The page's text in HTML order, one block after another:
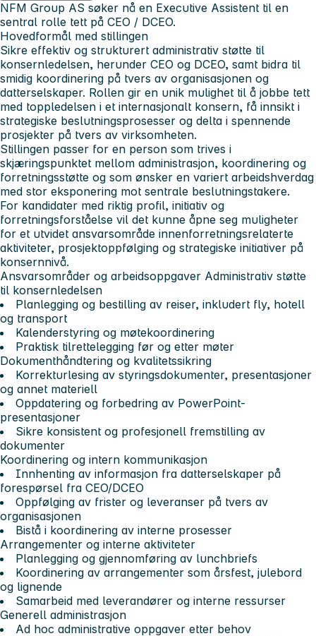
NFM Group AS søker nå en Executive Assistent til en
sentral rolle tett på CEO / DCEO.
Hovedformål med stillingen
Sikre effektiv og strukturert administrativ støtte til
konsernledelsen, herunder CEO og DCEO, samt bidra til
smidig koordinering på tvers av organisasjonen og
datterselskaper. Rollen gir en unik mulighet til å jobbe tett
med toppledelsen i et internasjonalt konsern, få innsikt i
strategiske beslutningsprosesser og delta i spennende
prosjekter på tvers av virksomheten.
Stillingen passer for en person som trives i
skjæringspunktet mellom administrasjon, koordinering og
forretningsstøtte og som ønsker en variert arbeidshverdag
med stor eksponering mot sentrale beslutningstakere.
For kandidater med riktig profil, initiativ og
forretningsforståelse vil det kunne åpne seg muligheter
for et utvidet ansvarsområde innenforretningsrelaterte
aktiviteter, prosjektoppfølging og strategiske initiativer på
konsernnivå.
Ansvarsområder og arbeidsoppgaver Administrativ støtte
til konsernledelsen
Planlegging og bestilling av reiser, inkludert fly, hotell
og transport
Kalenderstyring og møtekoordinering
Praktisk tilrettelegging før og etter møter
Dokumenthåndtering og kvalitetssikring
Korrekturlesing av styringsdokumenter, presentasjoner
og annet materiell
Oppdatering og forbedring av PowerPoint-
presentasjoner
Sikre konsistent og profesjonell fremstilling av
dokumenter
Koordinering og intern kommunikasjon
Innhenting av informasjon fra datterselskaper på
forespørsel fra CEO/DCEO
Oppfølging av frister og leveranser på tvers av
organisasjonen
Bistå i koordinering av interne prosesser
Arrangementer og interne aktiviteter
Planlegging og gjennomføring av lunchbriefs
Koordinering av arrangementer som årsfest, julebord
og lignende
Samarbeid med leverandører og interne ressurser
Generell administrasjon
Ad hoc administrative oppgaver etter behov